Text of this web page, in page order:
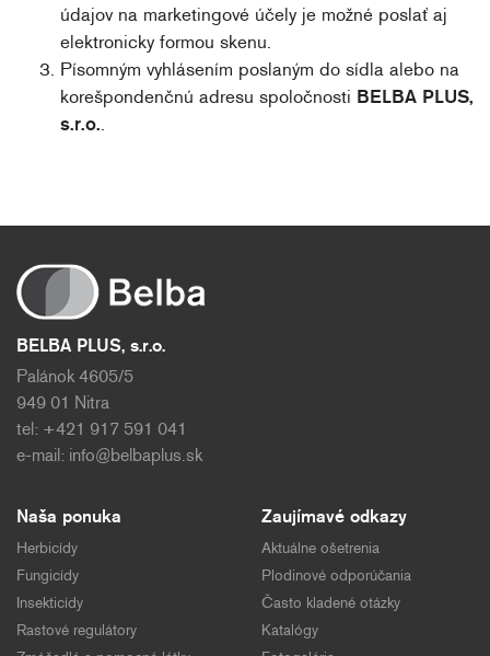
údajov na marketingové účely je možné poslať aj
elektronicky formou skenu.
Písomným vyhlásením poslaným do sídla alebo na
korešpondenčnú adresu spoločnosti BELBA PLUS,
s.r.o..
BELBA PLUS, s.r.o.
Palánok 4605/5
949 01 Nitra
tel: +421 917 591 041
e-mail: info@belbaplus.sk
Naša ponuka
Herbicídy
Fungicídy
Insekticídy
Rastové regulátory
Zaujímavé odkazy
Aktuálne ošetrenia
Plodinové odporúčania
Často kladené otázky
Katalógy